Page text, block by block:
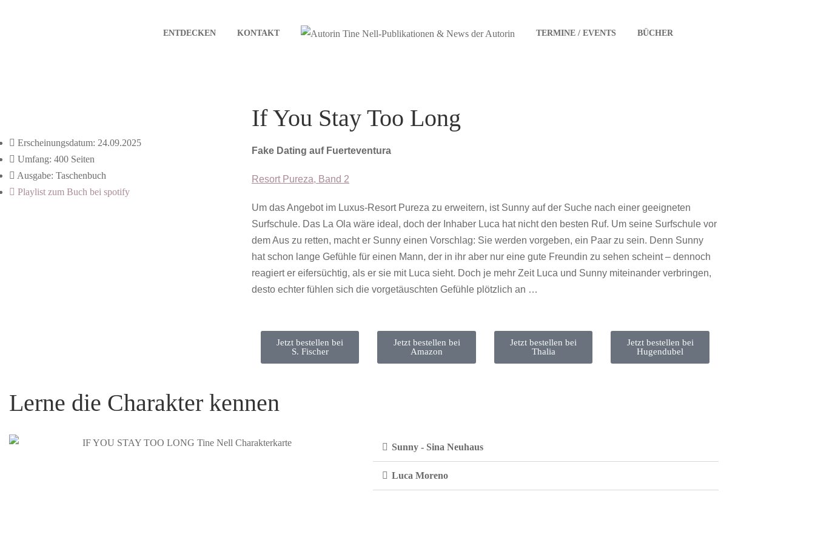
ENTDECKEN KONTAKT TERMINE / EVENTS BÜCHER
Erscheinungsdatum: 24.09.2025
Umfang: 400 Seiten
Ausgabe: Taschenbuch
Playlist zum Buch bei spotify
If You Stay Too Long
Fake Dating auf Fuerteventura
Resort Pureza, Band 2
Um das Angebot im Luxus-Resort Pureza zu erweitern, ist Sunny auf der Suche nach einer geeigneten
Surfschule. Das La Ola wäre ideal, doch der Inhaber Luca hat nicht den besten Ruf. Um seine Surfschule vor
dem Aus zu retten, macht er Sunny einen Vorschlag: Sie werden vorgeben, ein Paar zu sein. Denn Sunny
hat schon lange Gefühle für einen Mann, der in ihr aber nur eine gute Freundin zu sehen scheint – dennoch
reagiert er eifersüchtig, als er sie mit Luca sieht. Doch je mehr Zeit Luca und Sunny miteinander verbringen,
desto echter fühlen sich die vorgetäuschten Gefühle plötzlich an …
Jetzt bestellen bei
S. Fischer
Jetzt bestellen bei
Amazon
Jetzt bestellen bei
Thalia
Jetzt bestellen bei
Hugendubel
Lerne die Charakter kennen
Sunny - Sina Neuhaus
Luca Moreno